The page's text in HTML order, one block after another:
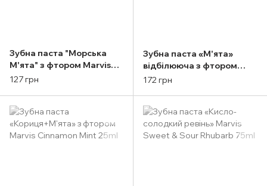
Зубна паста "Морська
М'ята" з фтором Marvis
Aquatic Mint 25ml
127 грн
Зубна паста «М'ята»
відбілююча з фтором
Marvis Whitening Mint
172 грн